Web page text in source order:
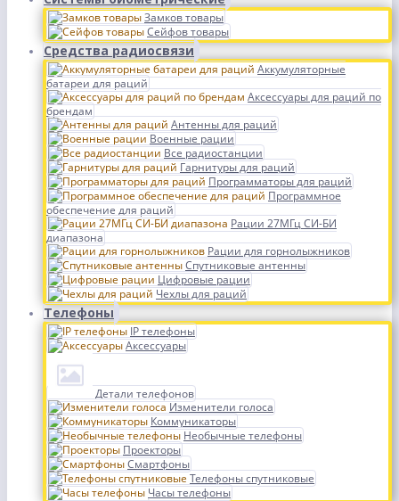
Замков товары
Сейфов товары
Средства радиосвязи
Аккумуляторные
батареи для раций
Аксессуары для раций по
брендам
Антенны для раций
Военные рации
Все радиостанции
Гарнитуры для раций
Программаторы для раций
Программное
обеспечение для раций
Рации 27МГц СИ-БИ
диапазона
Рации для горнолыжников
Спутниковые антенны
Цифровые рации
Чехлы для раций
Телефоны
IP телефоны
Аксессуары
Детали телефонов
Изменители голоса
Коммуникаторы
Необычные телефоны
Проекторы
Смартфоны
Телефоны спутниковые
Часы телефоны